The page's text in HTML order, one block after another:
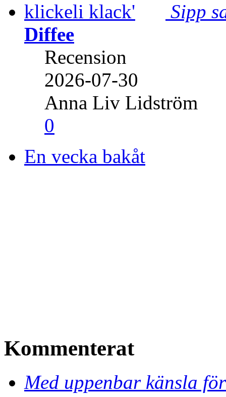
Sipp
Diffee
Recension
2026-07-30
Anna Liv Lidström
0
En vecka bakåt
Kommenterat
Med uppenbar känsla